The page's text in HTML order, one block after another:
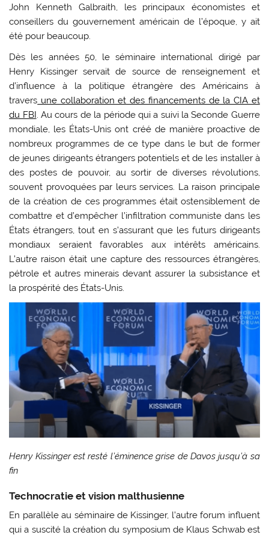
John Kenneth Galbraith, les principaux économistes et
conseillers du gouvernement américain de l’époque, y ait
été pour beaucoup.
Dès les années 50, le séminaire international dirigé par
Henry Kissinger servait de source de renseignement et
d’influence à la politique étrangère des Américains à
travers une collaboration et des financements de la CIA et
du FBI. Au cours de la période qui a suivi la Seconde Guerre
mondiale, les États-Unis ont créé de manière proactive de
nombreux programmes de ce type dans le but de former
de jeunes dirigeants étrangers potentiels et de les installer à
des postes de pouvoir, au sortir de diverses révolutions,
souvent provoquées par leurs services. La raison principale
de la création de ces programmes était ostensiblement de
combattre et d’empêcher l’infiltration communiste dans les
États étrangers, tout en s’assurant que les futurs dirigeants
mondiaux seraient favorables aux intérêts américains.
L’autre raison était une capture des ressources étrangères,
pétrole et autres minerais devant assurer la subsistance et
la prospérité des États-Unis.
Henry Kissinger est resté l’éminence grise de Davos jusqu’à sa
fin
Technocratie et vision malthusienne
En parallèle au séminaire de Kissinger, l’autre forum influent
qui a suscité la création du symposium de Klaus Schwab est